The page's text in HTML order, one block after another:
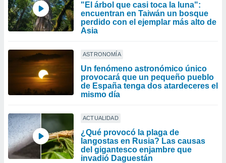
"El árbol que casi toca la luna":
encuentran en Taiwán un bosque
perdido con el ejemplar más alto de
Asia
ASTRONOMÍA
Un fenómeno astronómico único
provocará que un pequeño pueblo
de España tenga dos atardeceres el
mismo día
ACTUALIDAD
¿Qué provocó la plaga de
langostas en Rusia? Las causas
del gigantesco enjambre que
invadió Daguestán